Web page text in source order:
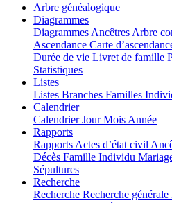
Arbre généalogique
Diagrammes
Diagrammes Ancêtres Arbre
Ascendance Carte
Durée de vie Livret de famille
Statistiques
Listes
Listes Branches Familles
Calendrier
CalendrierJourMois Année
Rapports
Rapports Actes d’état civil
Décès Famille Individu
Sépultures
Recherche
Recherche Recherche générale